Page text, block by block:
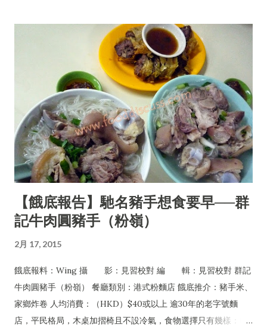
【餓底報告】馳名豬手想食要早──群
記牛肉圓豬手（粉嶺）
2月 17, 2015
餓底報料：Wing 攝 影：見習校對 編 輯：見習校對 群記
牛肉圓豬手（粉嶺） 餐廳類別：港式粉麵店 餓底推介：豬手米、
家鄉炸卷 人均消費：（HKD）$40或以上 逾30年的老字號麵
店，平民格局，木桌加摺椅且不設冷氣，食物選擇只有幾樣：豬